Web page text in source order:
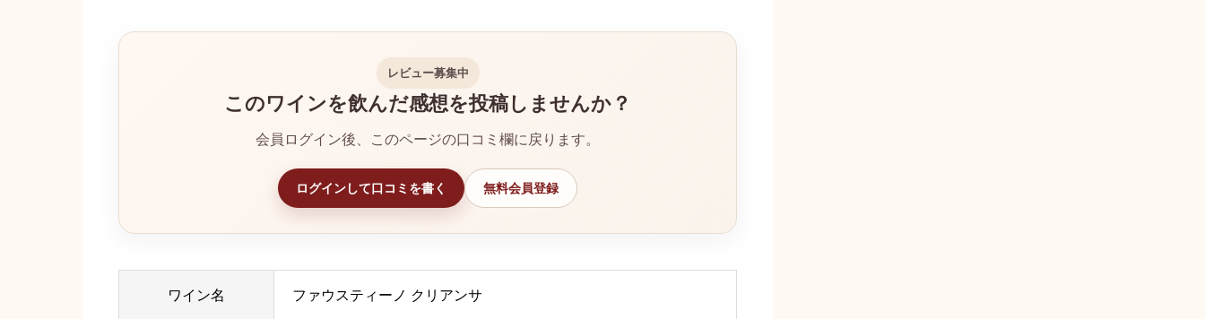
レビュー募集中
このワインを飲んだ感想を投稿しませんか？
会員ログイン後、このページの口コミ欄に戻ります。
ログインして口コミを書く 無料会員登録
ワイン名 ファウスティーノ クリアンサ